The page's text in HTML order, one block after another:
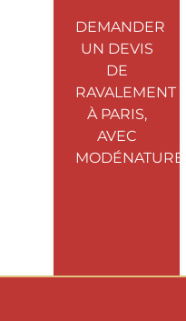
DEMANDER
UN DEVIS
DE
RAVALEMENT
À PARIS,
AVEC
MODÉNATURES